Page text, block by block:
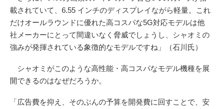
載されていて、6.55 インチのディスプレイながら軽量。これ
だけオールラウンドに優れた高コスパな5G対応モデルは他
社メーカーにとって間違いなく脅威でしょうし、シャオミの
強みが発揮されている象徴的なモデルですね」（石川氏）
シャオミがこのような高性能・高コスパなモデル機種を展
開できるのはなぜだろうか。
「広告費を抑え、そのぶんの予算を開発費に回すことで、安